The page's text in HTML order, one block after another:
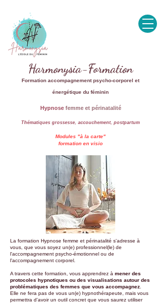
Harmonysia-Formation
Formation accompagnement psycho-corporel et
énergétique du féminin
Hypnosefemme et périnatalité
Thématiques grossesse, accouchement, postpartum
Modules "à la carte"
formation en visio
La formation Hypnose femme et périnatalité s'adresse à
vous, que vous soyez un(e) professionnel(le) de
l'accompagnement psycho-émotionnel ou de
l'accompagnement corporel.
A travers cette formation, vous apprendrez à mener des
protocoles hypnotiques ou des visualisations autour des
problématiques des femmes que vous accompagnez
Elle ne fera pas de vous un(e) hypnothérapeute, mais vous
permettra d'avoir un outil concret que vous saurez utiliser